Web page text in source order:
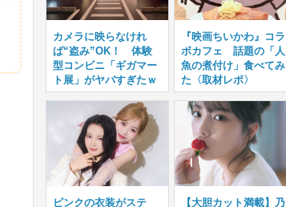
カメラに映らなけれ
ば“盗み”OK！ 体験
型コンビニ「ギガマー
ト展」がヤバすぎたｗ
『映画ちいかわ』コラ
ボカフェ 話題の「人
魚の煮付け」食べてみ
た〈取材レポ〉
ピンクの衣装がステ 【大胆カット満載】乃